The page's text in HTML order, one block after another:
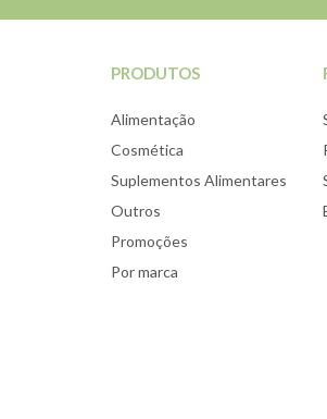
PRODUTOS
Alimentação
Cosmética
Suplementos Alimentares
Outros
Promoções
Por marca